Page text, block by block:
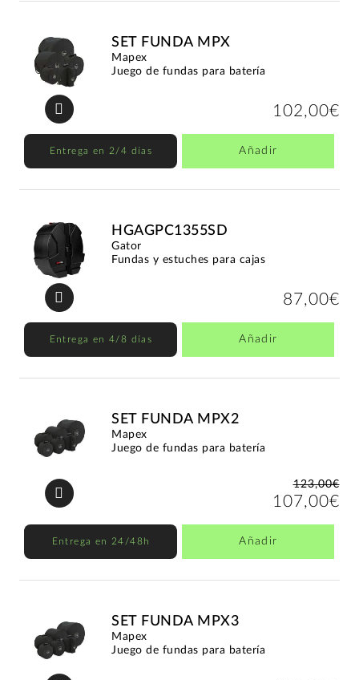
SET FUNDA MPX
Mapex
Juego de fundas para batería
102,00€
Entrega en 2/4 días Añadir
HGAGPC1355SD
Gator
Fundas y estuches para cajas
87,00€
Entrega en 4/8 días Añadir
SET FUNDA MPX2
Mapex
Juego de fundas para batería
123,00€
107,00€
Entrega en 24/48h Añadir
SET FUNDA MPX3
Mapex
Juego de fundas para batería